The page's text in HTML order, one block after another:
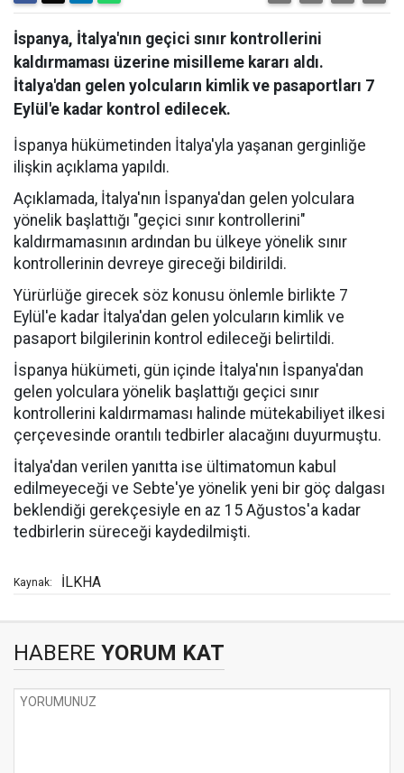
İspanya, İtalya'nın geçici sınır kontrollerini
kaldırmaması üzerine misilleme kararı aldı.
İtalya'dan gelen yolcuların kimlik ve pasaportları 7
Eylül'e kadar kontrol edilecek.
İspanya hükümetinden İtalya'yla yaşanan gerginliğe
ilişkin açıklama yapıldı.
Açıklamada, İtalya'nın İspanya'dan gelen yolculara
yönelik başlattığı "geçici sınır kontrollerini"
kaldırmamasının ardından bu ülkeye yönelik sınır
kontrollerinin devreye gireceği bildirildi.
Yürürlüğe girecek söz konusu önlemle birlikte 7
Eylül'e kadar İtalya'dan gelen yolcuların kimlik ve
pasaport bilgilerinin kontrol edileceği belirtildi.
İspanya hükümeti, gün içinde İtalya'nın İspanya'dan
gelen yolculara yönelik başlattığı geçici sınır
kontrollerini kaldırmaması halinde mütekabiliyet ilkesi
çerçevesinde orantılı tedbirler alacağını duyurmuştu.
İtalya'dan verilen yanıtta ise ültimatomun kabul
edilmeyeceği ve Sebte'ye yönelik yeni bir göç dalgası
beklendiği gerekçesiyle en az 15 Ağustos'a kadar
tedbirlerin süreceği kaydedilmişti.
Kaynak: İLKHA
HABERE YORUM KAT